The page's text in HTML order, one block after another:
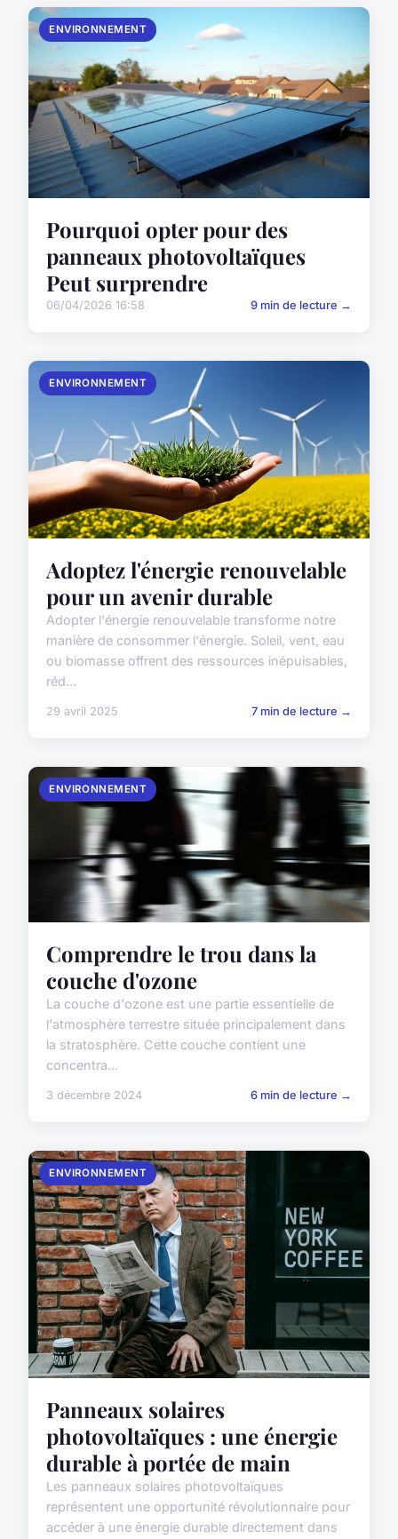
ENVIRONNEMENT
Pourquoi opter pour des
panneaux photovoltaïques
Peut surprendre
06/04/2026 16:58 9 min de lecture →
ENVIRONNEMENT
Adoptez l'énergie renouvelable
pour un avenir durable
Adopter l'énergie renouvelable transforme notre
manière de consommer l'énergie. Soleil, vent, eau
ou biomasse offrent des ressources inépuisables,
réd...
29 avril 2025 7 min de lecture →
ENVIRONNEMENT
Comprendre le trou dans la
couche d'ozone
La couche d'ozone est une partie essentielle de
l'atmosphère terrestre située principalement dans
la stratosphère. Cette couche contient une
concentra...
3 décembre 2024 6 min de lecture →
ENVIRONNEMENT
Panneaux solaires
photovoltaïques : une énergie
durable à portée de main
Les panneaux solaires photovoltaïques
représentent une opportunité révolutionnaire pour
accéder à une énergie durable directement dans